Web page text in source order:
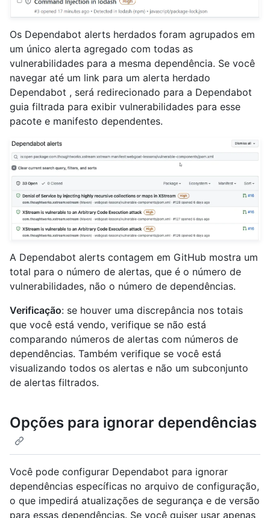
Os Dependabot alerts herdados foram agrupados em
um único alerta agregado com todas as
vulnerabilidades para a mesma dependência. Se você
navegar até um link para um alerta herdado
Dependabot , será redirecionado para a Dependabot
guia filtrada para exibir vulnerabilidades para esse
pacote e manifesto dependentes.
A Dependabot alerts contagem em GitHub mostra um
total para o número de alertas, que é o número de
vulnerabilidades, não o número de dependências.
Verificação: se houver uma discrepância nos totais
que você está vendo, verifique se não está
comparando números de alertas com números de
dependências. Também verifique se você está
visualizando todos os alertas e não um subconjunto
de alertas filtrados.
Opções para ignorar dependências
Você pode configurar Dependabot para ignorar
dependências específicas no arquivo de configuração,
o que impedirá atualizações de segurança e de versão
para essas dependências. Se você quiser usar apenas